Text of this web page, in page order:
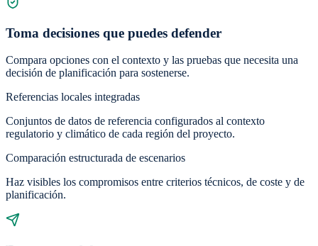
Toma decisiones que puedes defender
Compara opciones con el contexto y las pruebas que necesita una
decisión de planificación para sostenerse.
Referencias locales integradas
Conjuntos de datos de referencia configurados al contexto
regulatorio y climático de cada región del proyecto.
Comparación estructurada de escenarios
Haz visibles los compromisos entre criterios técnicos, de coste y de
planificación.